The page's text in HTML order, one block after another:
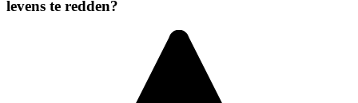
levens te redden?